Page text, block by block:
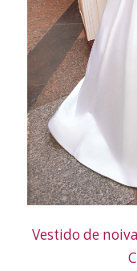
Vestido de